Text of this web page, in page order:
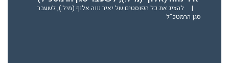
|
להציג את כל הפוסטים של יאיר נווה אלוף (מיל.), לשעבר
סגן הרמטכ"ל